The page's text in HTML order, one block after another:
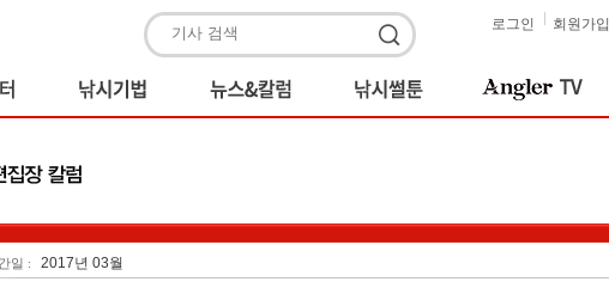
회원가입
로그인
일 : 2017년 03월